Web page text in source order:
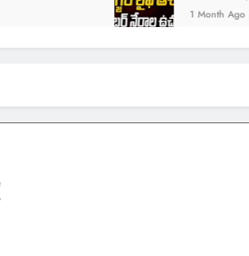
1 Month Ago